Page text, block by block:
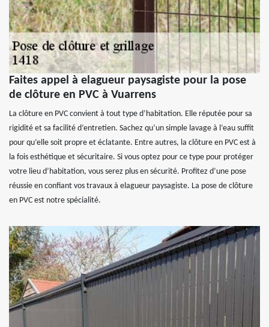
Faites appel à elagueur paysagiste pour la pose
de clôture en PVC à Vuarrens
La clôture en PVC convient à tout type d’habitation. Elle réputée pour sa
rigidité et sa facilité d’entretien. Sachez qu’un simple lavage à l’eau suffit
pour qu’elle soit propre et éclatante. Entre autres, la clôture en PVC est à
la fois esthétique et sécuritaire. Si vous optez pour ce type pour protéger
votre lieu d’habitation, vous serez plus en sécurité. Profitez d’une pose
réussie en confiant vos travaux à elagueur paysagiste. La pose de clôture
en PVC est notre spécialité.